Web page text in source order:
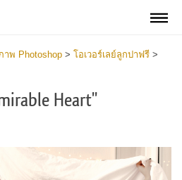
พ Photoshop > โอเวอร์เลย์ลูกปาฟรี >
Heart"